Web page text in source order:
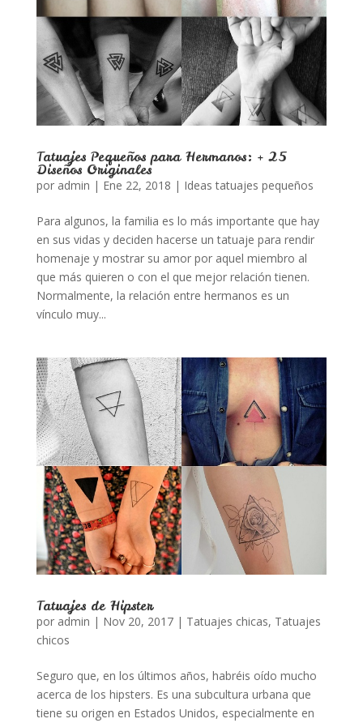
Tatuajes Pequeños para Hermanos: + 25
Diseños Originales
por admin | Ene 22, 2018 | Ideas tatuajes pequeños
Para algunos, la familia es lo más importante que hay
en sus vidas y deciden hacerse un tatuaje para rendir
homenaje y mostrar su amor por aquel miembro al
que más quieren o con el que mejor relación tienen.
Normalmente, la relación entre hermanos es un
vínculo muy...
Tatuajes de Hipster
por admin | Nov 20, 2017| Tatuajes chicas, Tatuajes
chicos
Seguro que, en los últimos años, habréis oído mucho
acerca de los hipsters. Es una subcultura urbana que
tiene su origen en Estados Unidos, especialmente en